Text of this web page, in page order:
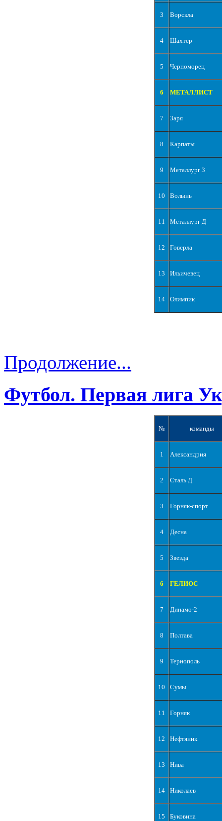
3 Ворскла
4 Шахтер
5 Черноморец
6 МЕТАЛЛИСТ
7 Заря
8 Карпаты
9 Металлург З
10 Волынь
11 Металлург Д
12 Говерла
13 Ильичевец
14 Олимпик
Продолжение...
Футбол. Первая лига
№ команды
1 Александрия
2 Сталь Д
3 Горняк-спорт
4 Десна
5 Звезда
6 ГЕЛИОС
7 Динамо-2
8 Полтава
9 Тернополь
10 Сумы
11 Горняк
12 Нефтяник
13 Нива
14 Николаев
15 Буковина